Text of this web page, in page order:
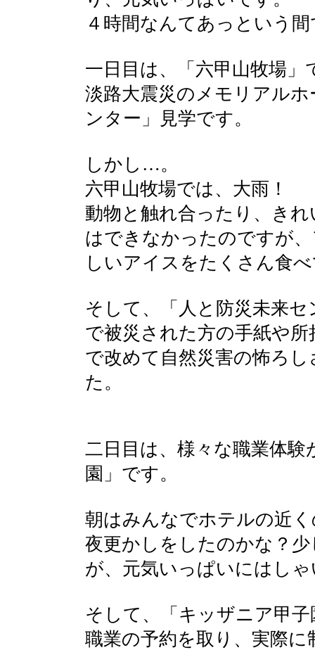
４時間なんてあっという
一日目は、「六甲山牧場
淡路大震災のメモリアル
ンター」見学です。
しかし…。
六甲山牧場では、大雨！
動物と触れ合ったり、き
はできなかったのですが
しいアイスをたくさん食
そして、「人と防災未来
で被災された方の手紙や
で改めて自然災害の怖ろ
た。
二日目は、様々な職業体
園」です。
朝はみんなでホテルの近
夜更かしをしたのかな？
が、元気いっぱいにはし
そして、「キッザニア甲
職業の予約を取り、実際